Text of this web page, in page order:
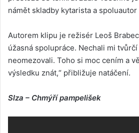
námět skladby kytarista a
Autorem klipu je režisér Leoš
úžasná spolupráce. Nechali mi
neomezovali. Toho si moc cením a
výsledku znát,“ přibližuje natáčení.
Slza – Chmýří pampelišek